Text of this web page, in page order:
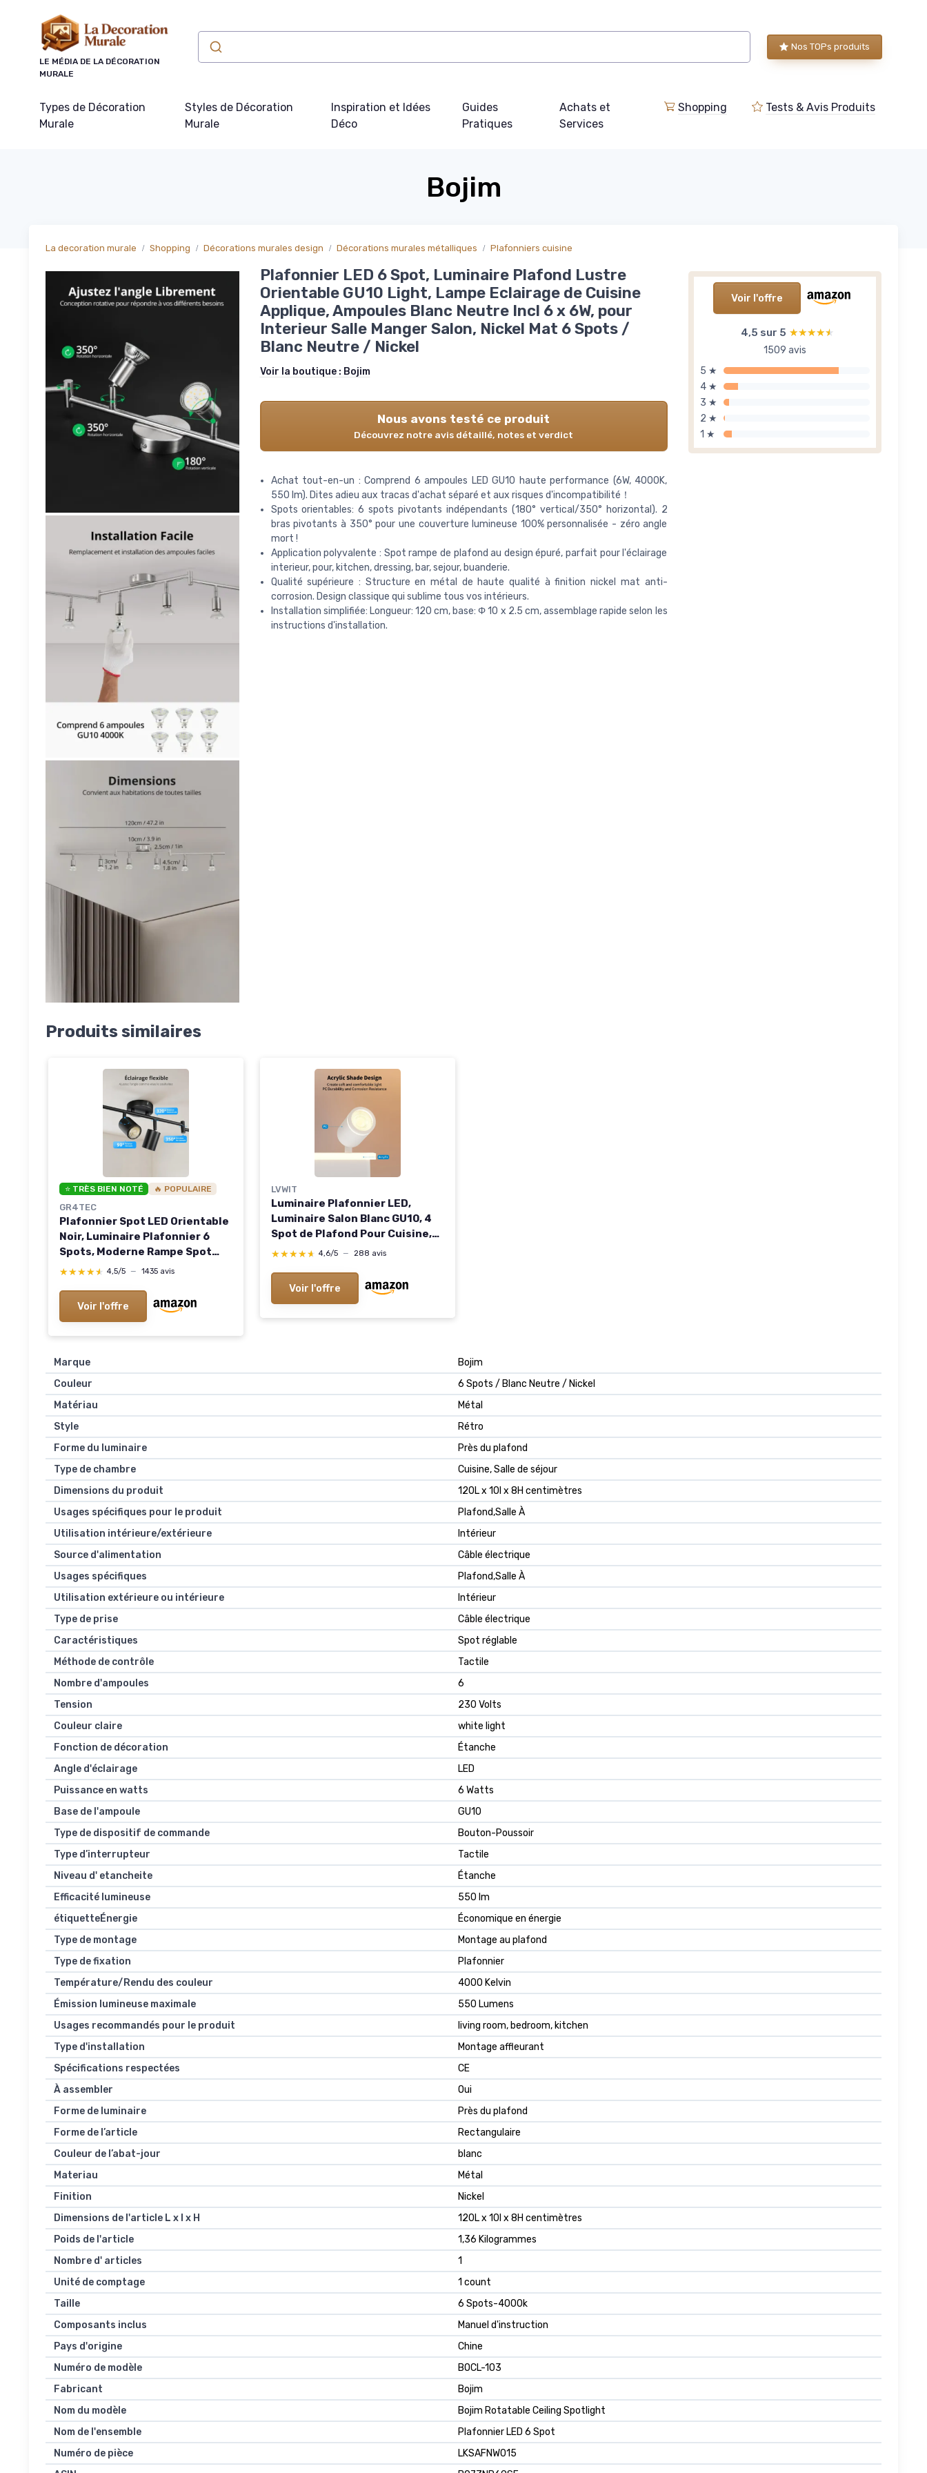
LE MÉDIA DE LA DÉCORATION
MURALE
Nos TOPs produits
Types de Décoration
Murale
Styles de Décoration
Murale
Inspiration et Idées
Déco
Guides
Pratiques
Achats et
Services
Shopping Tests & Avis Produits
Bojim
La decoration murale Shopping Décorations murales design Décorations murales métalliques Plafonniers cuisine
Voir l'offre
4,5 sur 5 ★★★★★
★★★★★
1509 avis
5 ★
4 ★
3 ★
2 ★
1 ★
Plafonnier LED 6 Spot, Luminaire Plafond Lustre
Orientable GU10 Light, Lampe Eclairage de Cuisine
Applique, Ampoules Blanc Neutre Incl 6 x 6W, pour
Interieur Salle Manger Salon, Nickel Mat 6 Spots /
Blanc Neutre / Nickel
Voir la boutique : Bojim
Nous avons testé ce produit
Découvrez notre avis détaillé, notes et verdict
Achat tout-en-un : Comprend 6 ampoules LED GU10 haute performance (6W, 4000K,
550 lm). Dites adieu aux tracas d'achat séparé et aux risques d'incompatibilité！
Spots orientables: 6 spots pivotants indépendants (180° vertical/350° horizontal). 2
bras pivotants à 350° pour une couverture lumineuse 100% personnalisée - zéro angle
mort !
Application polyvalente : Spot rampe de plafond au design épuré, parfait pour l'éclairage
interieur, pour, kitchen, dressing, bar, sejour, buanderie.
Qualité supérieure : Structure en métal de haute qualité à finition nickel mat anti-
corrosion. Design classique qui sublime tous vos intérieurs.
Installation simplifiée: Longueur: 120 cm, base: Φ 10 x 2.5 cm, assemblage rapide selon les
instructions d'installation.
Produits similaires
⭐ TRÈS BIEN NOTÉ 🔥 POPULAIRE
GR4TEC
Plafonnier Spot LED Orientable
Noir, Luminaire Plafonnier 6
Spots, Moderne Rampe Spot
Plafond, GU10 Barre de Spots
Couloir Salle à Manger, Sans
Ampoule Noir 6 Spots
★★★★★
★★★★★ 4,5/5 — 1435 avis
Voir l'offre
LVWIT
Luminaire Plafonnier LED,
Luminaire Salon Blanc GU10, 4
Spot de Plafond Pour Cuisine,
Base Rectangulaire Avec Barre
Ampoule) Abat-jour en Pc -
Blanc 4 Spots-Rectangulaire
★★★★★
★★★★★ 4,6/5 — 288 avis
Voir l'offre
Marque
Bojim
Couleur
6 Spots / Blanc Neutre / Nickel
Matériau
Métal
Style
Rétro
Forme du luminaire
Près du plafond
Type de chambre
Cuisine, Salle de séjour
Dimensions du produit
120L x 10l x 8H centimètres
Usages spécifiques pour le produit
Plafond,Salle À
Utilisation intérieure/extérieure
Intérieur
Source d'alimentation
Câble électrique
Usages spécifiques
Plafond,Salle À
Utilisation extérieure ou intérieure
Intérieur
Type de prise
Câble électrique
Caractéristiques
Spot réglable
Méthode de contrôle
Tactile
Nombre d'ampoules
6
Tension
230 Volts
Couleur claire
white light
Fonction de décoration
Étanche
Angle d'éclairage
LED
Puissance en watts
6 Watts
Base de l'ampoule
GU10
Type de dispositif de commande
Bouton-Poussoir
Type d’interrupteur
Tactile
Niveau d' etancheite
Étanche
Efficacité lumineuse
550 lm
étiquetteÉnergie
Économique en énergie
Type de montage
Montage au plafond
Type de fixation
Plafonnier
Température/Rendu des couleur
4000 Kelvin
Émission lumineuse maximale
550 Lumens
Usages recommandés pour le produit
living room, bedroom, kitchen
Type d'installation
Montage affleurant
Spécifications respectées
CE
À assembler
Oui
Forme de luminaire
Près du plafond
Forme de l’article
Rectangulaire
Couleur de l’abat-jour
blanc
Materiau
Métal
Finition
Nickel
Dimensions de l'article L x l x H
120L x 10l x 8H centimètres
Poids de l'article
1,36 Kilogrammes
Nombre d' articles
1
Unité de comptage
1 count
Taille
6 Spots-4000k
Composants inclus
Manuel d'instruction
Pays d'origine
Chine
Numéro de modèle
‎BOCL-103
Fabricant
Bojim
Nom du modèle
Bojim Rotatable Ceiling Spotlight
Nom de l'ensemble
Plafonnier LED 6 Spot
Numéro de pièce
LKSAFNW015